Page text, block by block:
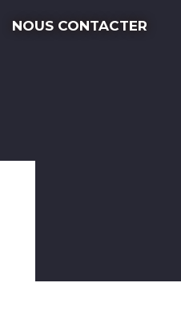
NOUS CONTACTER